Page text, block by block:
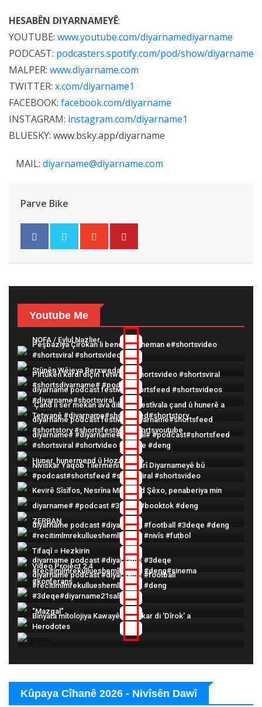
HESABÊN DIYARNAMEYÊ:
YOUTUBE: www.youtube.com/diyarnamediyarname
PODCAST: podcasters.spotify.com/pod/show/diyarname
MALPER: www.diyarname.com
TWITTER: x.com/diyarname1
FACEBOOK: facebook.com/diyarname
INSTAGRAM: instagram.com/diyarname1
BLUESKY: www.bsky.app/diyarname
MAIL: diyarname@diyarname.com
Parve Bike
Youtube Me
NOFA / Eylul Nazlier
Pêşbaziya Çîrokan li benda berheman e#shortsvideo
#shortsviral #shortsvideos
Stûnên Wêjeya Berxwedanê
Pirtûkên kurdî diçin Tetwanê#shortsvideo #shortsviral
#shortsdiyarname# #podcast
diyarname podcast festival#shortsfeed #shortsvideos
#diyarname#shortsviral
'Çand li ser mekan ava dibe' Ji festîvala çand û hunerê a
Tetwanê #diyarname#shortsfeed#shortstory
diyarname podcast festival #diyarname#shortsfeed
#shortstory #shortsfestival #shortsyoutube
diyarname# #diyarname#festival# #podcast#shortsfeed
#shortsviral #shortvideo #3deqe #deng
Huner, hunermend û Hozan Dîno
Nivîskar Yaqob Tilermenî beşdarî Diyarnameyê bû
#podcast#shortsfeed #shortsviral #shortsvideo
Kevirê Sîsîfos, Nesrîna Mihemed Şêxo, penaberiya min
diyarname# #podcast #3deqe #booktok #deng
ZERBAN
diyarname podcast #diyarname #football #3deqe #deng
#recitimlmrekullueshemlkuranit #nivîs #futbol
Tifaqî = Hezkirin
Video Project 2 4
diyarname podcast #diyarname #3deqe
#recitimlmrekullueshemlkuranit #deng#sinema
#konferans
diyarname podcast #diyarname #football
#recitimlmrekullueshemlkuranit #deng
#3deqe#diyarname21salîye
"Mazgal"
Binyata mîtolojiya Kawayê Hesinkar di 'Dîrok' a
Herodotes
Kûpaya Cîhanê 2026 - Nivîsên Dawî